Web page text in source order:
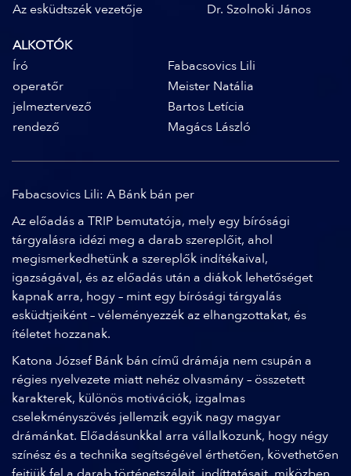
Az esküdtszék vezetője
Dr. Szolnoki János
ALKOTÓK
Író
Fabacsovics Lili
operatőr
Meister Natália
jelmeztervező
Bartos Letícia
rendező
Magács László
Fabacsovics Lili: A Bánk bán per
Az előadás a TRIP bemutatója, mely egy bírósági
tárgyalásra idézi meg a darab szereplőit, ahol
megismerkedhetünk a szereplők indítékaival,
igazságával, és az előadás után a diákok lehetőséget
kapnak arra, hogy – mint egy bírósági tárgyalás
esküdtjeiként – véleményezzék az elhangzottakat, és
ítéletet hozzanak.
Katona József Bánk bán című drámája nem csupán a
régies nyelvezete miatt nehéz olvasmány – összetett
karakterek, különös motivációk, izgalmas
cselekményszövés jellemzik egyik nagy magyar
drámánkat. Előadásunkkal arra vállalkozunk, hogy négy
színész és a technika segítségével érthetően, követhetően